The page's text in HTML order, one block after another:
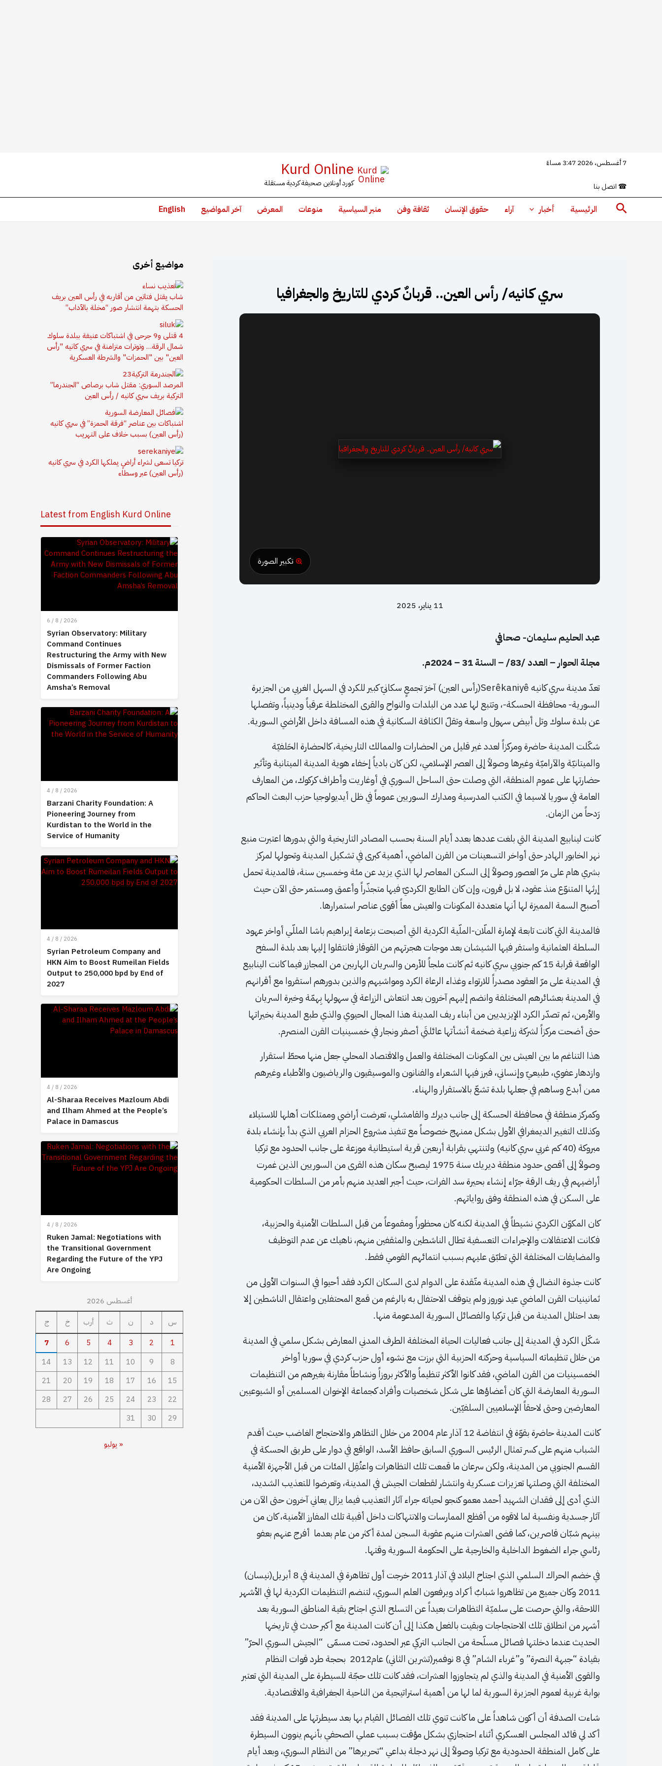
المحتوى
7 أغسطس، 2026 3:47 مساءً
☎ اتصل بنا
Kurd Online
كورد أونلاين صحيفة كردية مستقلة
البحث الرئيسية أخبار آراء حقوق الإنسان ثقافة وفن منبر السياسية منوعات المعرض آخر المواضيع English
سري كانيه/ رأس العين.. قربانٌ كردي للتاريخ والجغرافيا
تكبير الصورة
11 يناير، 2025
عبد الحليم سليمان- صحافي
مجلة الحوار – العدد /83/ – السنة 31 – 2024م.
تعدّ مدينة سري كانيه Serêkaniyê(رأس العين) آخرَ تجمعٍ سكانيّ كبير للكرد في السهل الغربي من الجزيرة
السورية- محافظة الحسكة-، وتتبع لها عدد من البلدات والنواح والقرى المختلطة عرقياً ودينياً، وتفصلها
عن بلدة سلوك وتل أبيض سهول واسعة وتقلّ الكثافة السكانية في هذه المسافة داخل الأراضي السورية.
شكّلت المدينة حاضرة ومركزاً لعدد غير قليل من الحضارات والممالك التاريخية، كالحضارة الحَلفيّة
والميتانيّة والآراميّة وغيرها وصولاً إلى العصر الإسلامي، لكن كان بادياً إخفاء هوية المدينة الميتانية وتأثير
حضارتها على عموم المنطقة، التي وصلت حتى الساحل السوري في أوغاريت وأطراف كركوك، من المعارف
العامة في سوريا لاسيما في الكتب المدرسية ومدارك السوريين عموماً في ظل أيديولوجيا حزب البعث الحاكم
رَدحاً من الزمان.
كانت لينابيع المدينة التي بلغت عددها بعدد أيام السنة بحسب المصادر التاريخية والتي بدورها اعتبرت منبع
نهر الخابور الهادر حتى أواخر التسعينات من القرن الماضي، أهمية كبرى في تشكيل المدينة وتحولها لمركز
بشري هام على مرّ العصور وصولاً إلى السكن المعاصر لها الذي يزيد عن مئة وخمسين سنة، فالمدينة تحمل
إرثها المتنوّع منذ عقود، لا بل قرون، وإن كان الطابع الكرديّ فيها متجذّراً وأعمق ومستمر حتى الآن حيث
أصبح السمة المميزة لها أنها متعددة المكونات والعيش معاً أقوى عناصر استمرارها.
فالمدينة التي كانت تابعة لإمارة الملّان-الملّية الكردية التي أصبحت بزعامة إبراهيم باشا المللّي أواخر عهود
السلطة العثمانية واستقر فيها الشيشان بعد موجات هجرتهم من القوقاز فانتقلوا إليها بعد بلدة السفح
الواقعة قرابة 15 كم جنوبي سري كانيه ثم كانت ملجاً للأرمن والسريان الهاربين من المجازر فيما كانت الينابيع
في المدينة على مرّ العقود مصدراً للارتواء وغذاء الرعاة الكرد ومواشيهم والذين بدورهم استقروا مع أقرانهم
في المدينة بعشائرهم المختلفة وانضم إليهم آخرون بعد انتعاش الزراعة في سهولها بِهمّة وخبرة السريان
والأرمن، ثم تصدّر الكرد الإيزيديين من أبناء ريف المدينة هذا المجال الحيوي والذي طبع المدينة بخيراتها
حتى أضحت مركزاً لشركة زراعية ضخمة أنشأتها عائلتَي أصفر ونجار في خمسينيات القرن المنصرم.
هذا التناغم ما بين العيش بين المكونات المختلفة والعمل والاقتصاد المحلي جعل منها محطّ استقرار
وازدهار عفوي، طبيعيّ وإنساني، فبرز فيها الشعراء والفنانون والموسيقيون والرياضيون والأطباء وغيرهم
ممن أبدع وساهم في جعلها بلدة تشعّ بالاستقرار والهناء.
وكمركز منطقة في محافظة الحسكة إلى جانب ديرك والقامشلي، تعرضت أراضي وممتلكات أهلها للاستيلاء
وكذلك التغيير الديمغرافي الأول بشكل ممنهج خصوصاً مع تنفيذ مشروع الحزام العربي الذي بدأ بإنشاء بلدة
مبروكة (40 كم غربي سري كانيه) ولتنتهي بقرابة أربعين قرية استيطانية موزعة على جانب الحدود مع تركيا
وصولاً إلى أقصى حدود منطقة ديريك سنة 1975 ليصبح سكان هذه القرى من السوريين الذين غمرت
أراضيهم في ريف الرقة جرّاء إنشاء بحيرة سد الفرات، حيث أجبر العديد منهم بأمر من السلطات الحكومية
على السكن في هذه المنطقة وفق رواياتهم.
كان المكوّن الكردي نشيطاً في المدينة لكنه كان محظوراً ومقموعاً من قبل السلطات الأمنية والحزبية،
فكانت الاعتقالات والإجراءات التعسفية تطال الناشطين والمثقفين منهم، ناهيك عن عدم التوظيف
والمضايقات المختلفة التي تطبّق عليهم بسبب انتمائهم القومي فقط.
كانت جذوة النضال في هذه المدينة متّقدة على الدوام لدى السكان الكرد فقد أحيوا في السنوات الأولى من
ثمانينيات القرن الماضي عيد نوروز ولم يتوقف الاحتفال به بالرغم من قمع المحتفلين واعتقال الناشطين إلا
بعد احتلال المدينة من قبل تركيا والفصائل السورية المدعومة منها.
شكّل الكرد في المدينة إلى جانب فعاليات الحياة المختلفة الطرف المدني المعارض بشكل سلمي في المدينة
من خلال تنظيماته السياسية وحركته الحزبية التي برزت مع نشوء أول حزب كردي في سوريا أواخر
الخمسينيات من القرن الماضي، فقد كانوا الأكثر تنظيماً والأكثر بروزاً ونشاطاً مقارنة بغيرهم من التنظيمات
السورية المعارضة التي كان أعضاؤها على شكل شخصيات وأفراد كجماعة الإخوان المسلمين أو الشيوعيين
المعارضين وحتى لاحقاً الإسلاميين السلفيّين.
كانت المدينة حاضرة بقوّة في انتفاضة 12 آذار عام 2004 من خلال التظاهر والاحتجاج الغاضب حيث أقدم
الشباب منهم على كسر تمثال الرئيس السوري السابق حافظ الأسد، الواقع في دوار على طريق الحسكة في
القسم الجنوبي من المدينة، ولكن سرعان ما قمعت تلك التظاهرات واعتُقِل المئات من قبل الأجهزة الأمنية
المختلفة التي وصلتها تعزيزات عسكرية وانتشار لقطعات الجيش في المدينة، وتعرضوا للتعذيب الشديد،
الذي أدى إلى فقدان الشهيد أحمد معمو كنجو لحياته جراء آثار التعذيب فيما يزال يعاني آخرون حتى الآن من
آثار جسدية ونفسية لما لاقوه من أفظع الممارسات والانتهاكات داخل أقبية تلك المفارز الأمنية، كان من
بينهم شبّان قاصرين، كما قضى العشرات منهم عقوبة السجن لمدة أكثر من عام بعدما أفرج عنهم بعفو
رئاسي جراء الضغوط الداخلية والخارجية على الحكومة السورية وقتها.
في خضم الحراك السلمي الذي اجتاح البلاد في آذار 2011 خرجت أول تظاهرة في المدينة في 8 أبريل(نيسان)
2011 وكان جميع من تظاهروا شبابٌ أكراد ويرفعون العلم السوري، لتنضم التنظيمات الكردية لها في الأشهر
اللاحقة، والتي حرصت على سلميّة التظاهرات بعيداً عن التسلح الذي اجتاح بقية المناطق السورية بعد
أشهر من انطلاق تلك الاحتجاجات وبقيت بالفعل هكذا إلى أن كانت المدينة مع أكبر حدث في تاريخها
الحديث عندما دخلتها فصائل مسلّحة من الجانب التركي عبر الحدود، تحت مسمّى “الجيش السوري الحرّ”
بقيادة “جبهة النصرة” و”غرباء الشام” في 8 نوفمبر(تشرين الثاني) عام2012 بحجة طرد قوات النظام
والقوى الأمنية في المدينة والذي لم يتجاوزوا العشرات، فقد كانت تلك حجّة للسيطرة على المدينة التي تعتبر
بوابة غربية لعموم الجزيرة السورية لما لها من أهمية استراتيجية من الناحية الجغرافية والاقتصادية.
شاءت الصدفة أن أكون شاهداً على ما كانت تنوي تلك الفصائل القيام بها بعد سيطرتها على المدينة فقد
أكد لي قائد المجلس العسكري أثناء احتجازي بشكل مؤقت بسبب عملي الصحفي بأنهم ينوون السيطرة
على كامل المنطقة الحدودية مع تركيا وصولاً إلى نهر دجلة بداعي “تحريرها” من النظام السوري، وبعد أيام
مواضيع أخرى
شاب يقتل فتاتين من أقاربه في رأس العين بريف
الحسكة بتهمة انتشار صور “مخلة بالآداب”
4 قتلى و9 جرحى في اشتباكات عنيفة ببلدة سلوك
شمال الرقة… وتوترات متزامنة في سري كانيه "رأس
العين" بين "الحمزات" والشرطة العسكرية
المرصد السوري: مقتل شاب برصاص “الجندرما”
التركية بريف سري كانيه / رأس العين
اشتباكات بين عناصر “فرقة الحمزة” في سري كانيه
(رأس العين) بسبب خلاف على التهريب
تركيا تسعى لشراء أراضٍ يملكها الكرد في سري كانيه
(رأس العين) عبر وسطاء
Latest from English Kurd Online
6 / 8 / 2026
Syrian Observatory: Military
Command Continues
Restructuring the Army with New
Dismissals of Former Faction
Commanders Following Abu
Amsha’s Removal
4 / 8 / 2026
Barzani Charity Foundation: A
Pioneering Journey from
Kurdistan to the World in the
Service of Humanity
4 / 8 / 2026
Syrian Petroleum Company and
HKN Aim to Boost Rumeilan Fields
Output to 250,000 bpd by End of
2027
4 / 8 / 2026
Al-Sharaa Receives Mazloum Abdi
and Ilham Ahmed at the People’s
Palace in Damascus
4 / 8 / 2026
Ruken Jamal: Negotiations with
the Transitional Government
Regarding the Future of the YPJ
Are Ongoing
أغسطس 2026
س
د ن ث أرب خ
ج
1
2
3
4
5
6
7
8
9
10
11
12
13
14
15
16
17
18
19
20
21
22
23
24
25
26
27
28
29
30
31
« يوليو